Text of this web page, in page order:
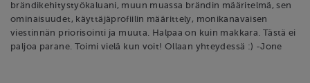
brändikehitystyökaluani, muun muassa brändin määritelmä, sen
ominaisuudet, käyttäjäprofiilin määrittely, monikanavaisen
viestinnän priorisointi ja muuta. Halpaa on kuin makkara. Tästä ei
paljoa parane. Toimi vielä kun voit! Ollaan yhteydessä :) -Jone